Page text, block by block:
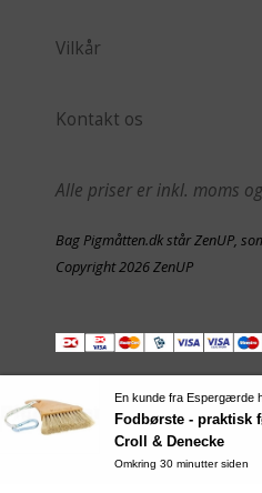
Vilkår
Kontakt os
Alle priser er inkl. moms
Bag Pigmåtten.dk står ZenUP,
Copyright 2026 ZenUP
En kunde fra Espergærde
Fodbørste - praktisk
Croll & Denecke
Omkring 30 minutter siden